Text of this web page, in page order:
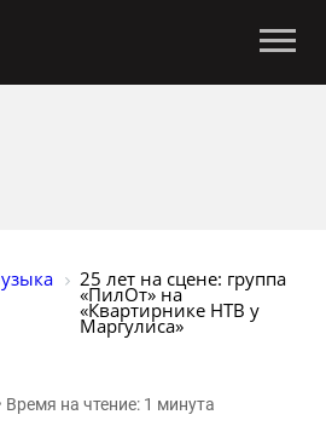
25 лет на сцене: группа
«ПилОт» на
«Квартирнике НТВ у
Маргулиса»
на чтение: 1 минута